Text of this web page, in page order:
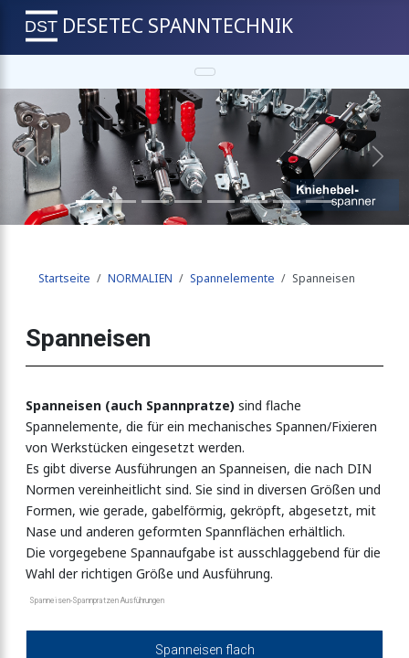
DESETEC SPANNTECHNIK
Previous Next
Startseite NORMALIEN Spannelemente Spanneisen
Spanneisen
Spanneisen (auch Spannpratze) sind flache
Spannelemente, die für ein mechanisches Spannen/Fixieren
von Werkstücken eingesetzt werden.
Es gibt diverse Ausführungen an Spanneisen, die nach DIN
Normen vereinheitlicht sind. Sie sind in diversen Größen und
Formen, wie gerade, gabelförmig, gekröpft, abgesetzt, mit
Nase und anderen geformten Spannflächen erhältlich.
Die vorgegebene Spannaufgabe ist ausschlaggebend für die
Wahl der richtigen Größe und Ausführung.
Spanneisen-Spannpratzen Ausführungen
Spanneisen flach